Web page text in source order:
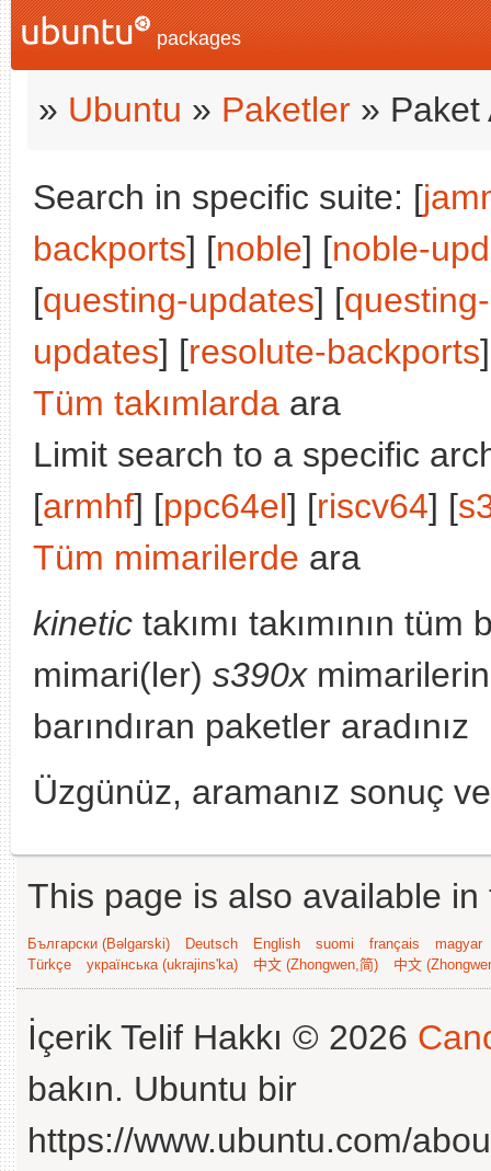
packages
» Ubuntu » Paketler » Paket
Search in specific suite: [
backports] [noble] [noble-
[questing-updates] [
updates] [resolute-backports
Tüm takımlarda ara
Limit search to a specific
[armhf] [ppc64el] [riscv64] [
Tüm mimarilerde ara
kinetic takımı takımının
mimari(ler) s390x
barındıran paketler aradınız
Üzgünüz, aramanız sonuç
This page is also available
Български (Bəlgarski) Deutsch English suomi français
magyar
Türkçe
українська (ukrajins'ka) 中文 (Zhongwen,简) 中文
İçerik Telif Hakkı © 2026
bakın. Ubuntu bir
https://www.ubuntu.com/